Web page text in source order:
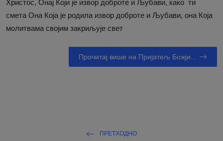
Христос, Онај Који је извор доброте и Љубави, како ти
смета Она Која је родила извор доброте и Љубави, она Која
молитвама својим закриљује свет
Прочитај више на Пријатељ Божји...
ПРЕТХОДНО